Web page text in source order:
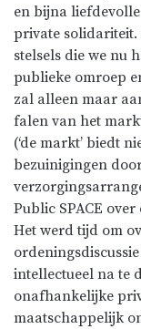
en bijna
private solidariteit.
stelsels die we nu
publieke omroep
zal alleen maar
falen van het
(‘de markt’ biedt
bezuinigingen
Public SPACE
Het werd tijd om
intellectueel na te
onafhankelijke
maatschappelijk